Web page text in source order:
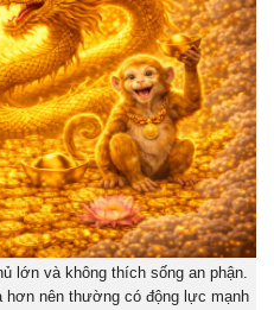
lớn và không thích sống an phận.
hơn nên thường có động lực mạnh